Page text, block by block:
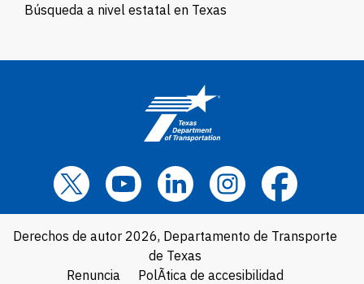
Búsqueda a nivel estatal en Texas
Derechos de autor 2026, Departamento de Transporte
de Texas
Renuncia
PolÃ­tica de accesibilidad